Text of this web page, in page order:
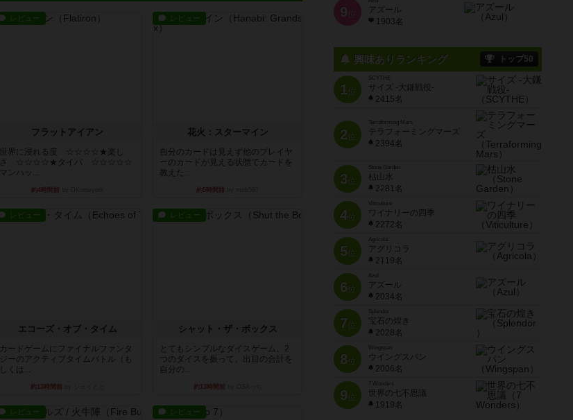
レビュー
フラットアイアン
世界に浸れる度 ☆☆☆☆★楽し
さ ☆☆☆☆★タイパ ☆☆☆☆☆
マンハッ...
約4時間前
レビュー
花火：スターマイン
自分のカードは見えず他のプレイヤ
ーのカードが見える状態でカードを
教えた...
約5時間前
レビュー
エコーズ・オブ・タイム
カードゲームにファイナルファンタ
ジーのアクティブタイムバトル（も
しくは...
約13時間前
レビュー
シャット・ザ・ボックス
とてもシンプルなダイスゲーム。2
つのダイスを振って、出目の合計を
自分の...
約13時間前
レビュー レビュー
9 位
アズール
1903名
興味ありランキング トップ50
1位
SCYTHE
サイズ -大鎌戦役-
2415名
2位
Terraforming Mars
テラフォーミングマーズ
2394名
3位
Stone Garden
枯山水
2281名
4位
Viticulture
ワイナリーの四季
2272名
5位
Agricola
アグリコラ
2119名
6位
Azul
アズール
2034名
7位
宝石の煌き
2028名
8位
Wingspan
ウイングスパン
2006名
9位
7 Wonders
世界の七不思議
1919名